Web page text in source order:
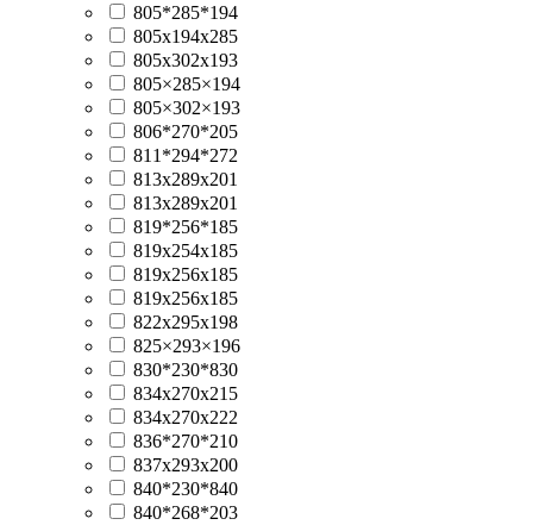
805*285*194
805x194x285
805x302x193
805×285×194
805×302×193
806*270*205
811*294*272
813x289x201
813х289х201
819*256*185
819x254x185
819x256x185
819х256х185
822x295x198
825×293×196
830*230*830
834x270x215
834х270x222
836*270*210
837x293x200
840*230*840
840*268*203